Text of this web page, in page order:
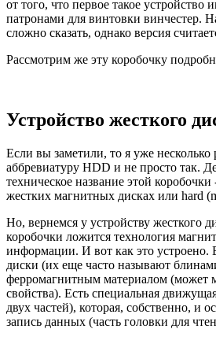
от того, что первое такое устройство
патронами для винтовки винчестер.
сложно сказать, однако версия
Рассмотрим же эту коробочку
Устройство жесткого
Если вы заметили, то я уже несколько
аббревиатуру HDD и не просто так.
техническое название этой коробочки
жестких магнитных дисках или hard
Но, вернемся у устройству жесткого
коробочки ложится технология
информации. И вот как это устроено.
диски (их еще часто называют
ферромагнитным материалом (может
свойства). Есть специальная
двух частей), которая, собственно, и
запись данных (часть головки для